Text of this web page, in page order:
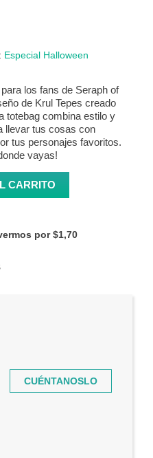
Especial Halloween
los fans de Seraph of
de Krul Tepes creado
totebag combina estilo y
llevar tus cosas con
tus personajes favoritos.
vayas!
the End cantidad
CARRITO
por$1,70
CUÉNTANOSLO